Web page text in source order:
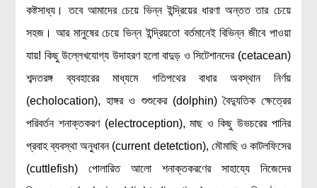
তথ্য ও যোগাযোগ
বিজ্ঞানযাত্রা ম্যাগাজিন
বিজ্ঞানযাত্রা সংবাদ/বিজ্ঞপ্তি
লক্ষ্য ও উদ্দেশ্য
যোগাযোগ
বৈজ্ঞানিক কল্পকাহিনী
লজিক এবং ফ্যালাসি
রিভিউ (বই/মুভি/সিরিজ)
কষ্টসাধ্য। তবে আমাদের চেয়ে ভিন্ন ইন্দ্রিয়ের ধারণা অন্তত তার চেয়ে
সহজ। আর মানুষের চেয়ে ভিন্ন ইন্দ্রিয়তো বর্তমানেই বিভিন্ন জীবে পাওয়া
যায়! কিছু উল্লেখযোগ্য উদাহরণ হলো বাদুড় ও সিটেশানদের (cetacean)
শব্দতরঙ্গ ব্যবহারের মাধ্যমে গতিপথের বাধার অবস্থান নির্ণয়
(echolocation), হাঙ্গর ও শুশুকের (dolphin) বৈদ্যুতিক ক্ষেত্রের
পরিবর্তন শনাক্তকরণ (electroception), মাছ ও কিছু উভচরের পানির
প্রবাহ ব্যবস্থা অনুধাবন (current detetction), মৌমাছি ও কাটলফিসের
(cuttlefish) পোলারিত আলো শনাক্তকরণের সাহায্যে নিজেদের